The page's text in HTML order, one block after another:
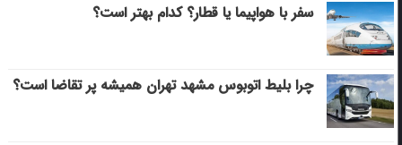
سفر با هواپیما یا قطار؟ کدام بهتر است؟
چرا بلیط اتوبوس مشهد تهران همیشه پر تقاضا است؟